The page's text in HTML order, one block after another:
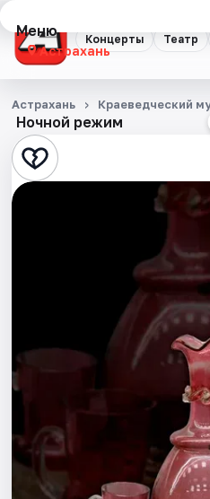
Концерты Театр
Меню
Астрахань
Концерты
Театр
Стендап
Спорт
События
Города
Площадки
Ночной режим
Астрахань Краеведческий